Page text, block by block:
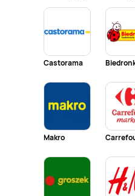
Castorama
Makro